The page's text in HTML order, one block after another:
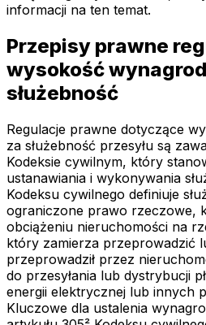
informacji na ten temat.
Przepisy prawne
wysokość
służebność
Regulacje prawne dotyczące
za służebność przesyłu są
Kodeksie cywilnym, który
ustanawiania i wykonywania
Kodeksu cywilnego definiuje
ograniczone prawo rzeczowe,
obciążeniu nieruchomości na
który zamierza przeprowadzić
przeprowadził przez
do przesyłania lub dystrybucji
energii elektrycznej lub innych
Kluczowe dla ustalenia